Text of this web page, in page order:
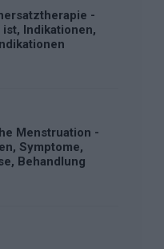
-
ist, Indikationen,
Menstruation -
Symptome,
Behandlung